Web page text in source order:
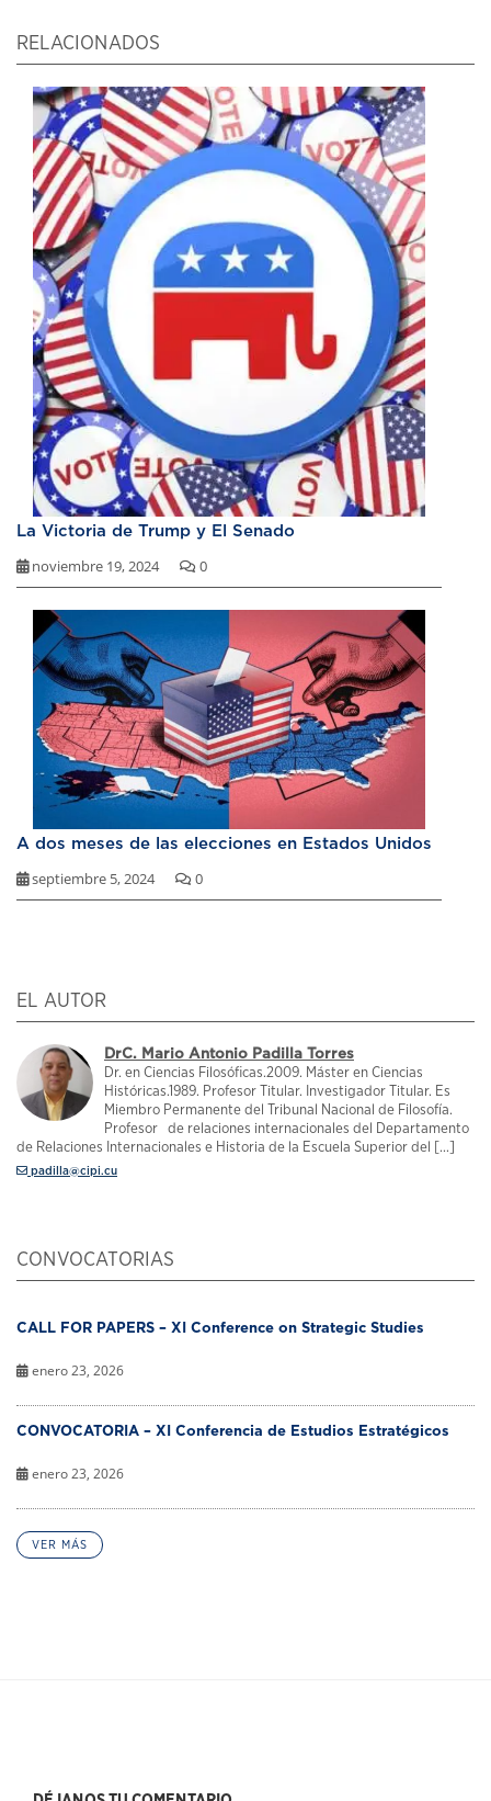
RELACIONADOS
La Victoria de Trump y El Senado
noviembre 19, 2024 0
A dos meses de las elecciones en Estados Unidos
septiembre 5, 2024 0
EL AUTOR
DrC. Mario Antonio Padilla Torres
Dr. en Ciencias Filosóficas.2009. Máster en Ciencias
Históricas.1989. Profesor Titular. Investigador Titular. Es
Miembro Permanente del Tribunal Nacional de Filosofía.
Profesor de relaciones internacionales del Departamento
de Relaciones Internacionales e Historia de la Escuela Superior del [...]
padilla@cipi.cu
CONVOCATORIAS
CALL FOR PAPERS – XI Conference on Strategic Studies
enero 23, 2026
CONVOCATORIA – XI Conferencia de Estudios Estratégicos
enero 23, 2026
VER MÁS